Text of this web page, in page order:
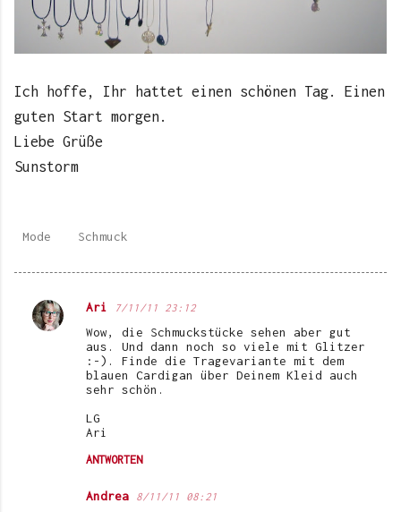
Ich hoffe, Ihr hattet einen schönen Tag. Einen
guten Start morgen.
Liebe Grüße
Sunstorm
Mode Schmuck
K
Ari 7/11/11 23:12
Wow, die Schmuckstücke sehen aber gut
aus. Und dann noch so viele mit Glitzer
:-). Finde die Tragevariante mit dem
blauen Cardigan über Deinem Kleid auch
sehr schön.
LG
Ari
ANTWORTEN
Andrea 8/11/11 08:21